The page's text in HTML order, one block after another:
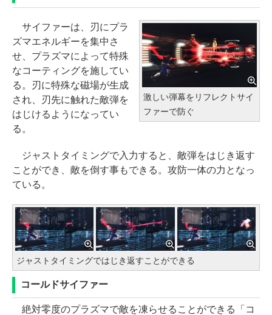
激しい弾幕をリフレクトサイ
ファーで防ぐ
サイファーは、刃にプラ
ズマエネルギーを集中さ
せ、プラズマによって特殊
なコーティングを施してい
る。刃に特殊な磁場が生成
され、刃先に触れた敵弾を
はじけるようになってい
る。
ジャストタイミングで入力すると、敵弾をはじき返す
ことができ、敵を倒す事もできる。攻防一体の力となっ
ている。
ジャストタイミングではじき返すことができる
コールドサイファー
絶対零度のプラズマで敵を凍らせることができる「コ